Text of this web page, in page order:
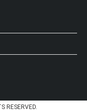
RESERVED.